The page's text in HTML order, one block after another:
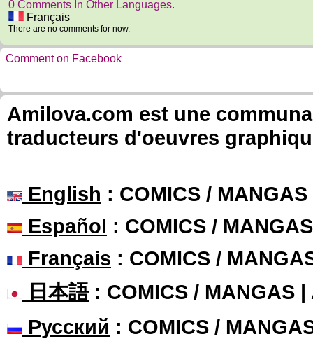
0 Comments In Other Languages.
Français
There are no comments for now.
Comment on Facebook
Amilova.com est une
traducteurs d'oeuvres
English : COMICS /
Español : COMICS /
Français : COMICS /
日本語: COMICS / MANGAS |
Русский : COMICS /